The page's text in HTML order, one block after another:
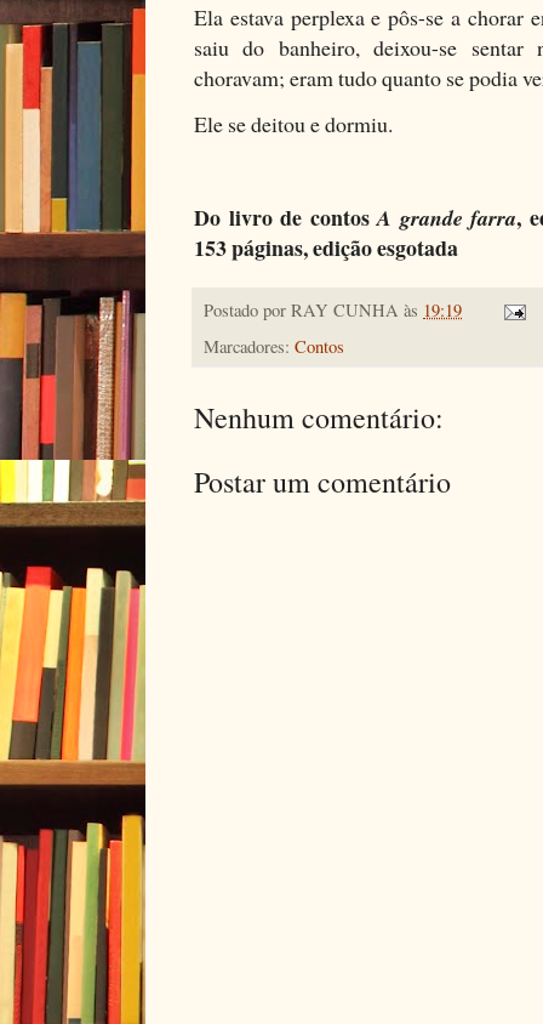
Ela estava perplexa e pôs-se a chorar
saiu do banheiro, deixou-se
choravam; eram tudo quanto se podia
Ele se deitou e dormiu.
Do livro de contosA grande farra,
153 páginas, edição esgotada
Postado por RAY CUNHA às 19:19
Marcadores: Contos
Nenhum comentário:
Postar um comentário